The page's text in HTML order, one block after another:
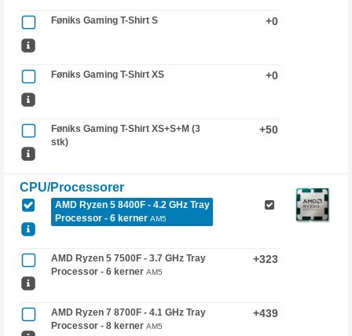
Føniks Gaming T-Shirt S +0
Føniks Gaming T-Shirt XS +0
Føniks Gaming T-Shirt XS+S+M (3
stk)
+50
CPU/Processorer
AMD Ryzen 5 8400F - 4.2 GHz Tray
Processor - 6 kerner AM5
AMD Ryzen 5 7500F - 3.7 GHz Tray
Processor - 6 kerner AM5
+323
AMD Ryzen 7 8700F - 4.1 GHz Tray
Processor - 8 kerner AM5
+439